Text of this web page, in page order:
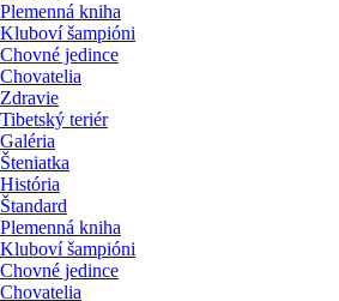
Plemenná kniha
Kluboví šampióni
Chovné jedince
Chovatelia
Zdravie
Tibetský teriér
Galéria
Šteniatka
História
Štandard
Plemenná kniha
Kluboví šampióni
Chovné jedince
Chovatelia